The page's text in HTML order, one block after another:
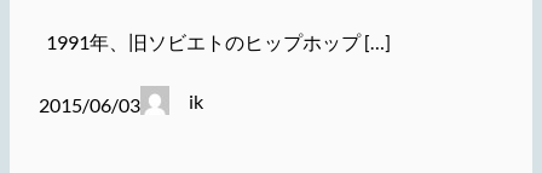
1991年、旧ソビエトのヒップホップ […]
2015/06/03 ik